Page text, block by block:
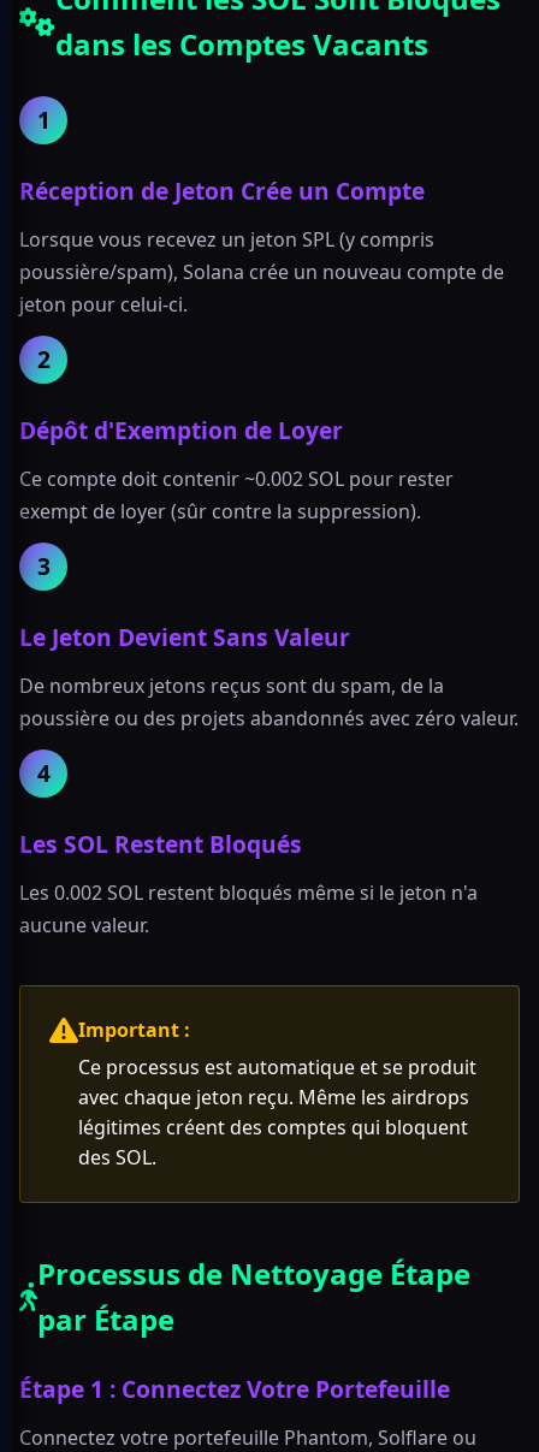
dans les Comptes Vacants
1
Réception de Jeton Crée un Compte
Lorsque vous recevez un jeton SPL (y compris
poussière/spam), Solana crée un nouveau compte de
jeton pour celui-ci.
2
Dépôt d'Exemption de Loyer
Ce compte doit contenir ~0.002 SOL pour rester
exempt de loyer (sûr contre la suppression).
3
Le Jeton Devient Sans Valeur
De nombreux jetons reçus sont du spam, de la
poussière ou des projets abandonnés avec zéro valeur.
4
Les SOL Restent Bloqués
Les 0.002 SOL restent bloqués même si le jeton n'a
aucune valeur.
Important :
Ce processus est automatique et se produit
avec chaque jeton reçu. Même les airdrops
légitimes créent des comptes qui bloquent
des SOL.
Processus de Nettoyage Étape
par Étape
Étape 1 : Connectez Votre Portefeuille
Connectez votre portefeuille Phantom, Solflare ou